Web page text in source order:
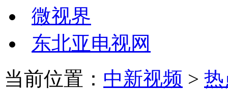
微视界
东北亚电视网
当前位置： 中新视频 >